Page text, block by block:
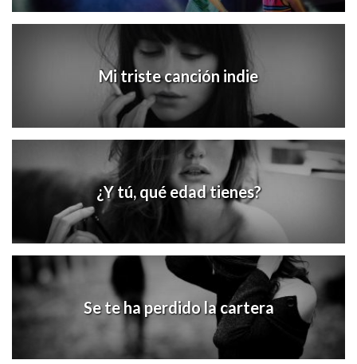
Mi triste canción indie
¿Y tú, qué edad tienes?
Se te ha perdido la cartera